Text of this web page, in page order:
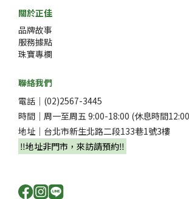
關於正佳
品牌故事
服務據點
珠寶專欄
聯絡我們
電話｜(02)2567-3445
時間｜周一至周五 9:00-18:00 (休息時間
地址｜台北市新生北路二段133巷1號3樓
‼️地址非門市，來訪請預約‼️